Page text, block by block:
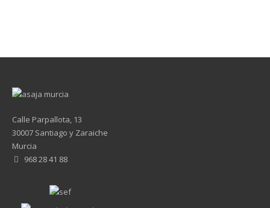
Calle Parpallota, 13
30007 Santiago y Zaraiche
Murcia
968 28 41 88